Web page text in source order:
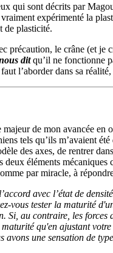
qui sont décrits par
expérimenté la
de plasticité.
précaution, le crâne (et je
ditqu’il ne fonctionne
l’aborder dans sa
de mon avancée
tels qu’ils m’avaient
des axes, de rentrer
éléments
par miracle, à
avec l’état de
vous tester la maturité
Si, au contraire, les
qu'en ajustant
avons une sensation de